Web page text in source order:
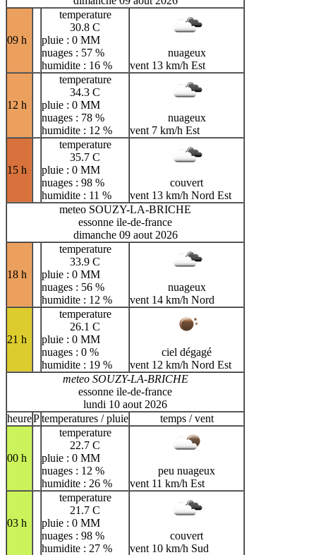
09 h
temperature
30.8 C
pluie : 0 MM
nuages : 57 %
humidite : 16 %
nuageux
vent 13 km/h Est
12 h
temperature
34.3 C
pluie : 0 MM
nuages : 78 %
humidite : 12 %
nuageux
vent 7 km/h Est
15 h
temperature
35.7 C
pluie : 0 MM
nuages : 98 %
humidite : 11 %
couvert
vent 13 km/h Nord Est
meteo SOUZY-LA-BRICHE
essonne ile-de-france
dimanche 09 aout 2026
18 h
temperature
33.9 C
pluie : 0 MM
nuages : 56 %
humidite : 12 %
nuageux
vent 14 km/h Nord
21 h
temperature
26.1 C
pluie : 0 MM
nuages : 0 %
humidite : 19 %
ciel dégagé
vent 12 km/h Nord Est
meteo SOUZY-LA-BRICHE
essonne ile-de-france
lundi 10 aout 2026
heurePtemperatures / pluie temps / vent
00 h
temperature
22.7 C
pluie : 0 MM
nuages : 12 %
humidite : 26 %
peu nuageux
vent 11 km/h Est
03 h
temperature
21.7 C
pluie : 0 MM
nuages : 98 %
humidite : 27 %
couvert
vent 10 km/h Sud